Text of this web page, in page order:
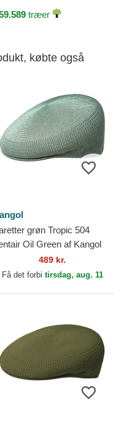
træer
købte også
grøn Tropic 504
Oil Green af Kangol
489 kr.
Få det forbi tirsdag, aug. 11